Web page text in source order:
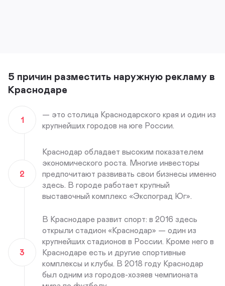
5 причин разместить наружную рекламу в
Краснодаре
1
— это столица Краснодарского края и один из
крупнейших городов на юге России.
2
Краснодар обладает высоким показателем
экономического роста. Многие инвесторы
предпочитают развивать свои бизнесы именно
здесь. В городе работает крупный
выставочный комплекс «Экспоград Юг».
3
В Краснодаре развит спорт: в 2016 здесь
открыли стадион «Краснодар» — один из
крупнейших стадионов в России. Кроме него в
Краснодаре есть и другие спортивные
комплексы и клубы. В 2018 году Краснодар
был одним из городов-хозяев чемпионата